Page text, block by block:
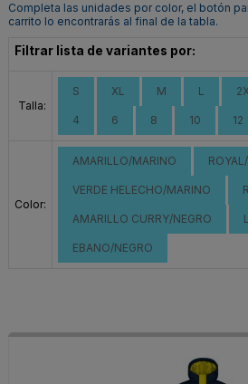
Completa las unidades por color, el botón
carrito lo encontrarás al final de la tabla.
Filtrar lista de variantes por:
Talla:
S XL M L
4 6 8 10 12
Color:
AMARILLO/MARINO
VERDE HELECHO/MARINO
AMARILLO CURRY/NEGRO
EBANO/NEGRO